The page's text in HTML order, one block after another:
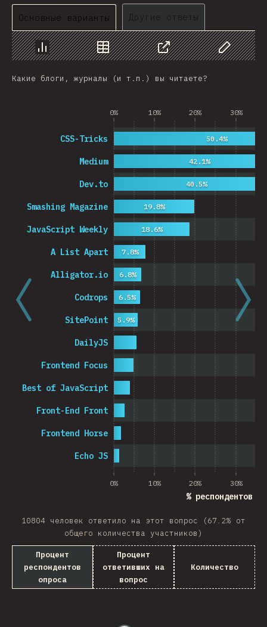
Основные варианты Другие ответы
График Данные Поделиться Изменить
Какие блоги, журналы (и т.п.) вы читаете?
0% 10% 20% 30%
0% 10% 20% 30%
% респондентов
Echo JS
Frontend Horse
Front-End Front
Best of JavaScript
Frontend Focus
DailyJS
SitePoint
Codrops
Alligator.io
A List Apart
JavaScript Weekly
Smashing Magazine
Dev.to
Medium
CSS-Tricks
5.9%
6.5%
6.8%
7.8%
18.6%
19.8%
40.5%
42.1%
50.4%
10804 человек ответило на этот вопрос (67.2% от
общего количества участников)
Процент
респондентов
опроса
Процент
ответивших на
вопрос
Количество